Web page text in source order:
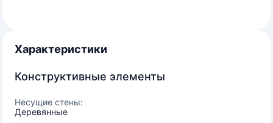
Характеристики
Конструктивные элементы
Несущие стены:
Деревянные